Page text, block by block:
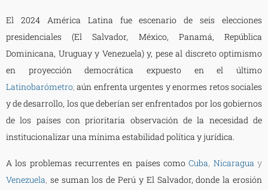
El 2024 América Latina fue escenario de seis elecciones
presidenciales (El Salvador, México, Panamá, República
Dominicana, Uruguay y Venezuela) y, pese al discreto optimismo
en proyección democrática expuesto en el último
Latinobarómetro,aún enfrenta urgentes y enormes retos sociales
y de desarrollo, los que deberían ser enfrentados por los gobiernos
de los países con prioritaria observación de la necesidad de
institucionalizar una mínima estabilidad política y jurídica.
A los problemas recurrentes en países como Cuba, Nicaraguay
Venezuela, se suman los de Perú y El Salvador, donde la erosión